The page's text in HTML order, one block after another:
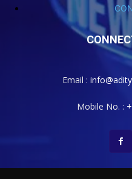
Email :
Mobile No. :